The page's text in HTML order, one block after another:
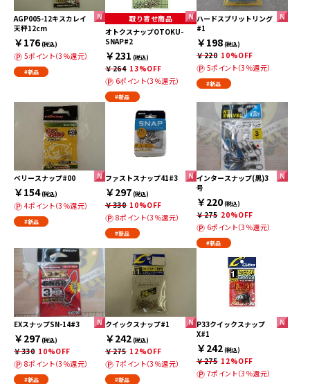
AGP005-12キスカレイ
天秤12cm
￥176(税込)
5ポイント（3％還元）
#新品
取り寄せ商品
オトクスナップOTOKU-
SNAP#2
￥231 (税込)
￥264 13%OFF
6ポイント（3％還元）
#新品
ハードスプリットリング
#1
￥198(税込)
￥220 10%OFF
5ポイント（3％還元）
#新品
ベリースナップ#00
￥154(税込)
4ポイント（3％還元）
#新品
ファストスナップ41#3
￥297(税込)
￥330 10%OFF
8ポイント（3％還元）
#新品
インタースナップ(黒)3
号
￥220(税込)
￥275 20%OFF
6ポイント（3％還元）
#新品
EXスナップSN-14#3
￥297(税込)
￥330 10%OFF
8ポイント（3％還元）
#新品
クイックスナップ#1
￥242(税込)
￥275 12%OFF
7ポイント（3％還元）
#新品
P33クイックスナップ
X#1
￥242(税込)
￥275 12%OFF
7ポイント（3％還元）